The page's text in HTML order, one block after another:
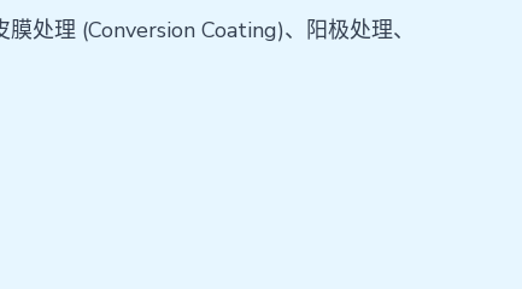
处理 (Conversion Coating)、阳极处理、